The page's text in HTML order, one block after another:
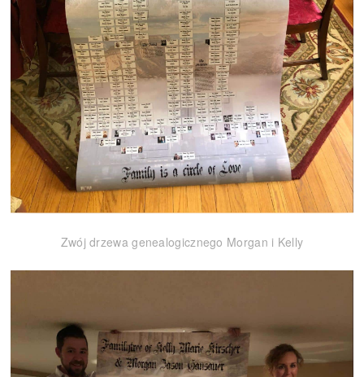
Zwój drzewa genealogicznego Morgan i Kelly